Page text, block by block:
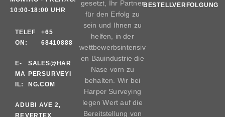
10:00-18:00 UHR
TELEF
ON:
+65
68410888
E-
MA
IL:
SALES@HAR
PERSURVEYI
NG.COM
AD
RE
UBI AVE 2,
VERTEX
gesetzt, Ihr Partner
für den Erfolg zu
sein und Ihnen zu
helfen, in der
wettbewerbsintensiv
en Bauindustrie die
Nase vorn zu
behalten. Wir bei
Harper Surveying
legen Wert auf die
Bereitstellung von
BESTELLVERFOLGUNG